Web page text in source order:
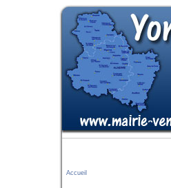
Accueil